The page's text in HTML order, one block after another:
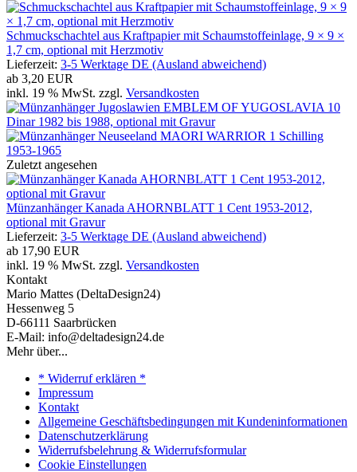
Schmuckschachtel aus Kraftpapier mit Schaumstoffeinlage, 9 × 9 ×
1,7 cm, optional mit Herzmotiv
Lieferzeit: 3-5 Werktage DE (Ausland abweichend)
ab 3,20 EUR
inkl. 19 % MwSt. zzgl. Versandkosten
Zuletzt angesehen
Münzanhänger Kanada AHORNBLATT 1 Cent 1953-2012,
optional mit Gravur
Lieferzeit: 3-5 Werktage DE (Ausland abweichend)
ab 17,90 EUR
inkl. 19 % MwSt. zzgl. Versandkosten
Kontakt
Mario Mattes (DeltaDesign24)
Hessenweg 5
D-66111 Saarbrücken
E-Mail: info@deltadesign24.de
Mehr über...
* Widerruf erklären *
Impressum
Kontakt
Allgemeine Geschäftsbedingungen mit Kundeninformationen
Datenschutzerklärung
Widerrufsbelehrung & Widerrufsformular
Cookie Einstellungen